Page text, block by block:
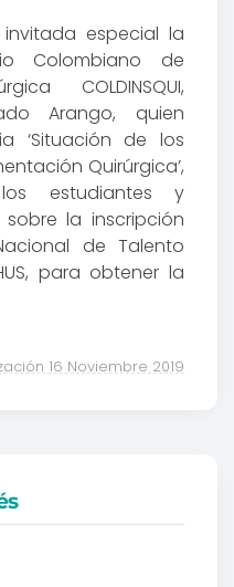
especial la
Colombiano de
COLDINSQUI,
Arango, quien
‘Situación de los
Quirúrgica’,
estudiantes y
la inscripción
de Talento
para obtener la
16 Noviembre 2019